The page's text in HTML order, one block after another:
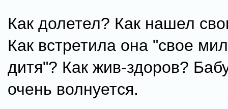
Как долетел? Как нашел
Как встретила она "свое
дитя"? Как жив-здоров?
очень волнуется.